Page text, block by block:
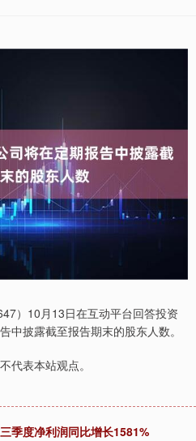
）10月13日在互动平台回答投资
中披露截至报告期末的股东人数。
代表本站观点。
季度净利润同比增长1581%